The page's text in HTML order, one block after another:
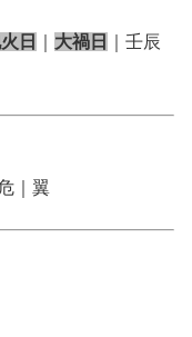
日 大禍日
｜壬辰
｜翼